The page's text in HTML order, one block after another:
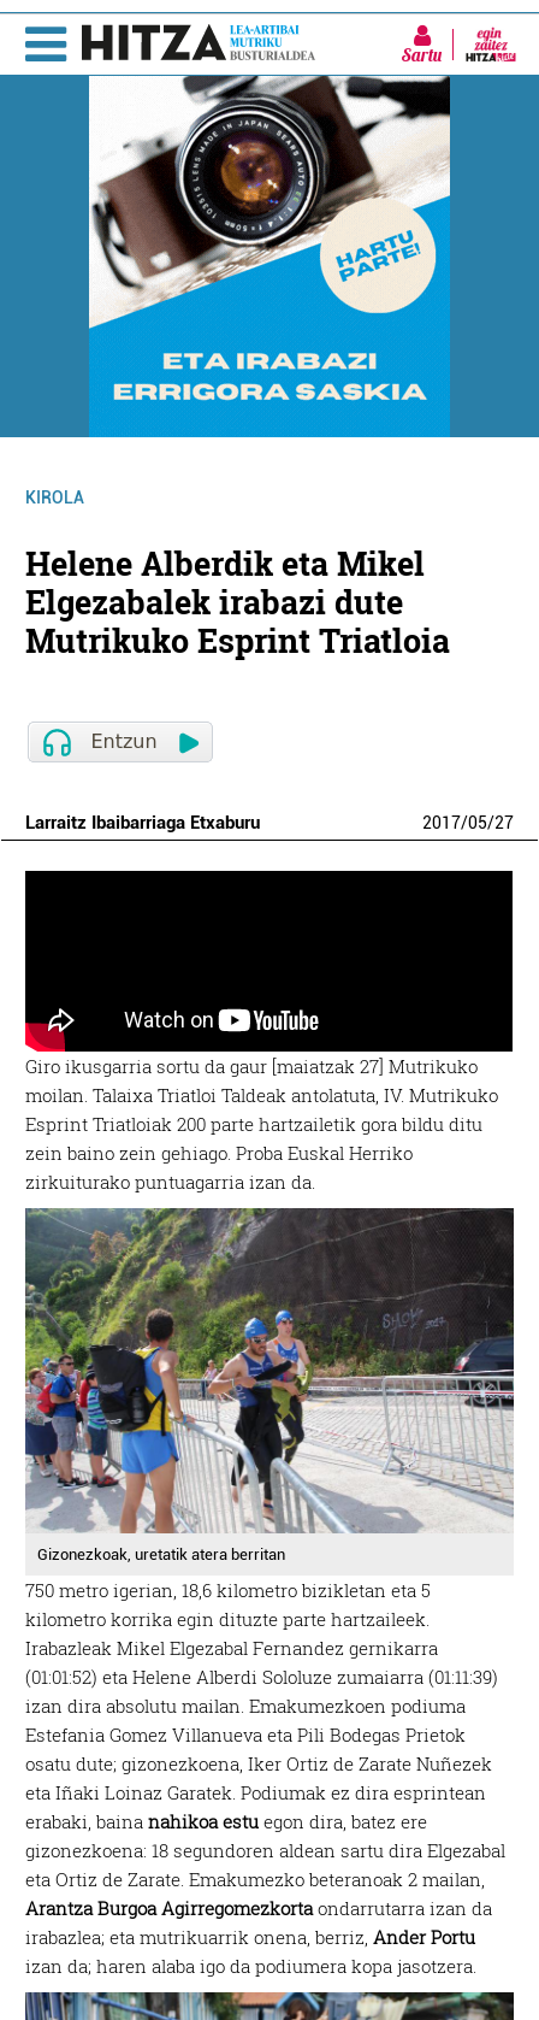
Sartu
KIROLA
Helene Alberdik eta Mikel
Elgezabalek irabazi dute
Mutrikuko Esprint Triatloia
Larraitz Ibaibarriaga Etxaburu 2017/05/27
Giro ikusgarria sortu da gaur [maiatzak 27] Mutrikuko
moilan. Talaixa Triatloi Taldeak antolatuta, IV. Mutrikuko
Esprint Triatloiak 200 parte hartzailetik gora bildu ditu
zein baino zein gehiago. Proba Euskal Herriko
zirkuiturako puntuagarria izan da.
Gizonezkoak, uretatik atera berritan
750 metro igerian, 18,6 kilometro bizikletan eta 5
kilometro korrika egin dituzte parte hartzaileek.
Irabazleak Mikel Elgezabal Fernandez gernikarra
(01:01:52) eta Helene Alberdi Sololuze zumaiarra (01:11:39)
izan dira absolutu mailan. Emakumezkoen podiuma
Estefania Gomez Villanueva eta Pili Bodegas Prietok
osatu dute; gizonezkoena, Iker Ortiz de Zarate Nuñezek
eta Iñaki Loinaz Garatek. Podiumak ez dira esprintean
erabaki, bainanahikoa estu egon dira, batez ere
gizonezkoena: 18 segundoren aldean sartu dira Elgezabal
eta Ortiz de Zarate. Emakumezko beteranoak 2 mailan,
Arantza Burgoa Agirregomezkortaondarrutarra izan da
irabazlea; eta mutrikuarrik onena, berriz,Ander Portu
izan da; haren alaba igo da podiumera kopa jasotzera.